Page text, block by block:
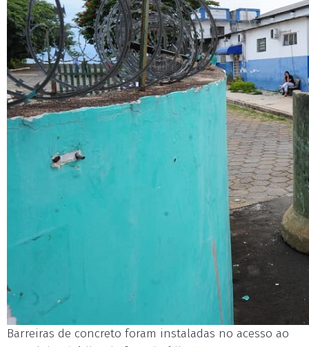
Barreiras de concreto foram instaladas no acesso ao